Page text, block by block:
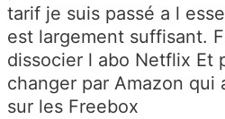
tarif je suis passé a l
est largement suffisant.
dissocier l abo Netflix Et
changer par Amazon qui
sur les Freebox